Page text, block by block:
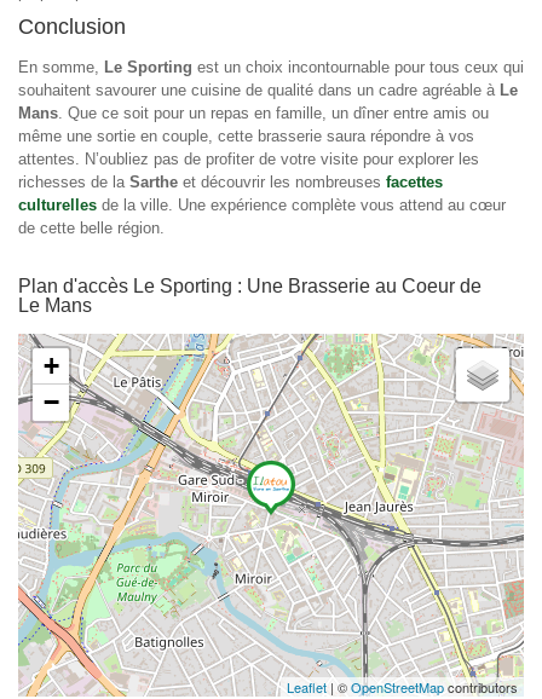
Conclusion
En somme, Le Sporting est un choix incontournable pour tous ceux qui
souhaitent savourer une cuisine de qualité dans un cadre agréable à Le
Mans. Que ce soit pour un repas en famille, un dîner entre amis ou
même une sortie en couple, cette brasserie saura répondre à vos
attentes. N’oubliez pas de profiter de votre visite pour explorer les
richesses de la Sarthe et découvrir les nombreuses facettes
culturelles de la ville. Une expérience complète vous attend au cœur
de cette belle région.
Plan d'accès Le Sporting : Une Brasserie au Coeur de
Le Mans
+
−
Leaflet| ©OpenStreetMapcontributors